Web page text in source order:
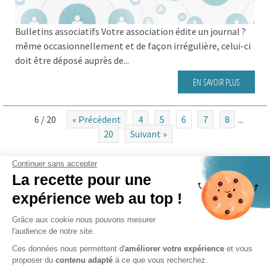
Continuer sans accepter
La recette pour une
expérience web au top !
Grâce aux cookie nous pouvons mesurer
l'audience de notre site.
Ces données nous permettent d'améliorer votre expérience et vous
proposer du contenu adapté à ce que vous recherchez.
Bulletins associatifs Votre association édite un journal ?
même occasionnellement et de façon irrégulière, celui-ci
doit être déposé auprès de...
EN SAVOIR PLUS
6 / 20 « Précédent 4 5 6 7 8
...
20
Suivant »
CATÉGORIES
Actualités
Clients
FAQ des associations
Questions de Comptabilité